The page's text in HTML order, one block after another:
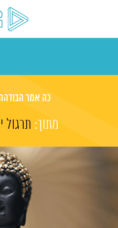
כה אמר
מתוך: תרגול